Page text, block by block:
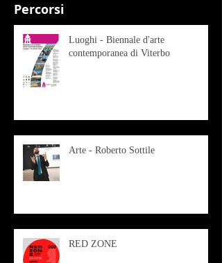
Percorsi
Luoghi - Biennale d'arte
contemporanea di Viterbo
Arte - Roberto Sottile
RED ZONE